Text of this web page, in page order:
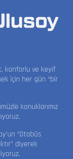
konforlu ve keyif
için her gün “bir
konuklarımız
“Otobüs
diyerek